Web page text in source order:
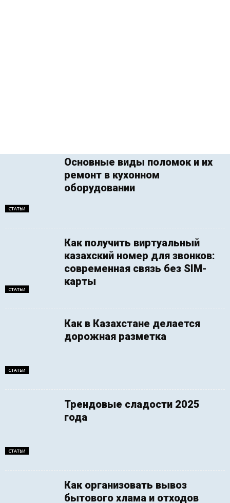
СТАТЬИ
Основные виды поломок и их
ремонт в кухонном
оборудовании
СТАТЬИ
Как получить виртуальный
казахский номер для звонков:
современная связь без SIM-
карты
СТАТЬИ
Как в Казахстане делается
дорожная разметка
СТАТЬИ
Трендовые сладости 2025
года
Как организовать вывоз
бытового хлама и отходов